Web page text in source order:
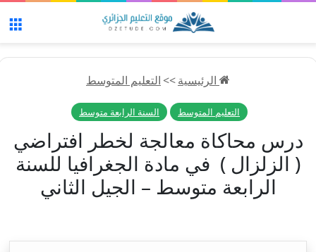
الرئيسية>>التعليم المتوسط
التعليم المتوسط السنة الرابعة متوسط
درس محاكاة معالجة لخطر افتراضي
( الزلزال ) في مادة الجغرافيا للسنة
الرابعة متوسط – الجيل الثاني